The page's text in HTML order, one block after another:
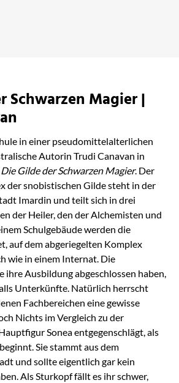
Schwarzen Magier |
in einer pseudomittelalterlichen
Autorin Trudi Canavan in
Die Gilde der Schwarzen Magier. Der
der snobistischen Gilde steht in der
Imardin und teilt sich in drei
der Heiler, den der Alchemisten und
Schulgebäude werden die
auf dem abgeriegelten Komplex
wie in einem Internat. Die
ihre Ausbildung abgeschlossen haben,
Unterkünfte. Natürlich herrscht
Fachbereichen eine gewisse
Nichts im Vergleich zu der
Sonea entgegenschlägt, als
Sie stammt aus dem
und sollte eigentlich gar kein
Als Sturkopf fällt es ihr schwer,